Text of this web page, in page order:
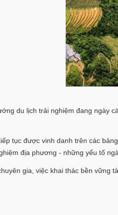
du lịch trải nghiệm đang ngày
tục được vinh danh trên các
địa phương - những yếu tố
gia, việc khai thác bền vững